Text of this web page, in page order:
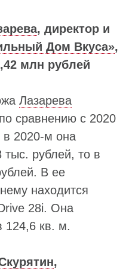
, директор и
Дом Вкуса»,
млн рублей
Лазарева
сравнению с 2020
в 2020-м она
тыс. рублей, то в
В ее
находится
28i. Она
124,6 кв. м.
,